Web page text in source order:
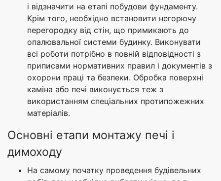
і відзначити на етапі побудови фундаменту.
Крім того, необхідно встановити негорючу
перегородку від стін, що примикають до
опалювальної системи будинку. Виконувати
всі роботи потрібно в повній відповідності з
приписами нормативних правил і документів з
охорони праці та безпеки. Обробка поверхні
каміна або печі виконується теж з
використанням спеціальних протипожежних
матеріалів.
Основні етапи монтажу печі і
димоходу
На самому початку проведення будівельних